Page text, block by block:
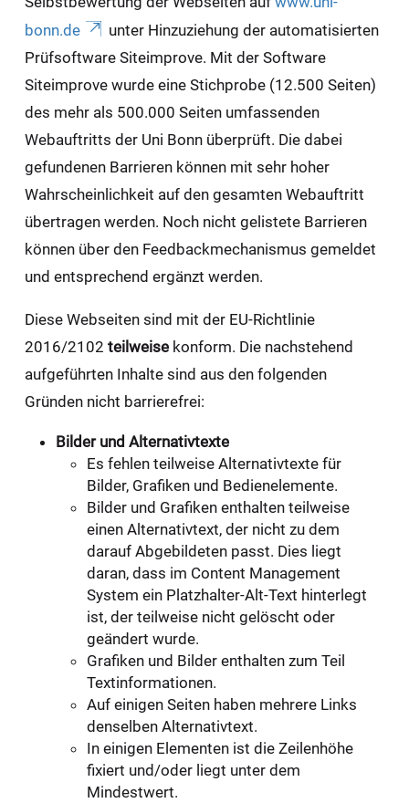
bonn.de
unter Hinzuziehung der automatisierten
Prüfsoftware Siteimprove. Mit der Software
Siteimprove wurde eine Stichprobe (12.500 Seiten)
des mehr als 500.000 Seiten umfassenden
Webauftritts der Uni Bonn überprüft. Die dabei
gefundenen Barrieren können mit sehr hoher
Wahrscheinlichkeit auf den gesamten Webauftritt
übertragen werden. Noch nicht gelistete Barrieren
können über den Feedbackmechanismus gemeldet
und entsprechend ergänzt werden.
Diese Webseiten sind mit der EU-Richtlinie
2016/2102 teilweisekonform. Die nachstehend
aufgeführten Inhalte sind aus den folgenden
Gründen nicht barrierefrei:
Bilder und Alternativtexte
Es fehlen teilweise Alternativtexte für
Bilder, Grafiken und Bedienelemente.
Bilder und Grafiken enthalten teilweise
einen Alternativtext, der nicht zu dem
darauf Abgebildeten passt. Dies liegt
daran, dass im Content Management
System ein Platzhalter-Alt-Text hinterlegt
ist, der teilweise nicht gelöscht oder
geändert wurde.
Grafiken und Bilder enthalten zum Teil
Textinformationen.
Auf einigen Seiten haben mehrere Links
denselben Alternativtext.
In einigen Elementen ist die Zeilenhöhe
fixiert und/oder liegt unter dem
Mindestwert.